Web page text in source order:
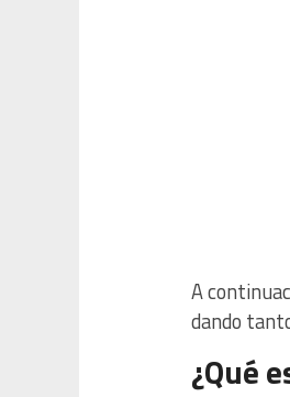
A
dando
¿Qué